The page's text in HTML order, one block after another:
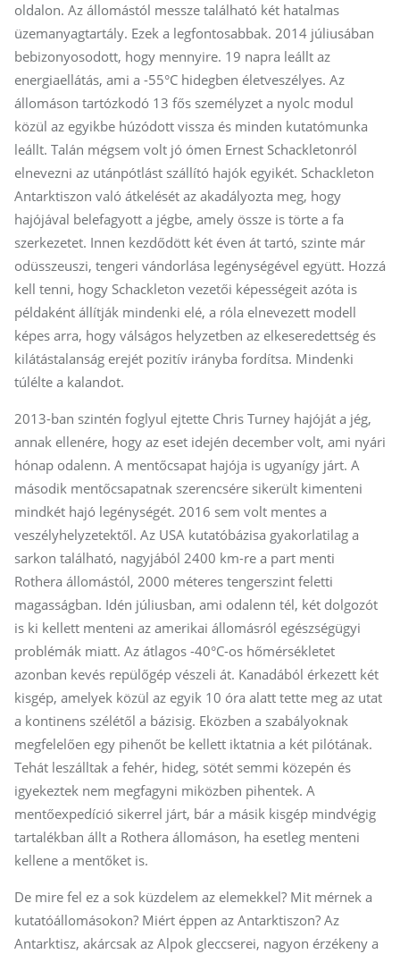
oldalon. Az állomástól messze található két hatalmas
üzemanyagtartály. Ezek a legfontosabbak. 2014 júliusában
bebizonyosodott, hogy mennyire. 19 napra leállt az
energiaellátás, ami a -55°C hidegben életveszélyes. Az
állomáson tartózkodó 13 fős személyzet a nyolc modul
közül az egyikbe húzódott vissza és minden kutatómunka
leállt. Talán mégsem volt jó ómen Ernest Schackleton­ról
elnevezni az utánpótlást szállító hajók egyikét. Schackleton
Antarktiszon való átkelését az akadályozta meg, hogy
hajójával belefagyott a jégbe, amely össze is törte a fa
szerkezetet. Innen kezdődött két éven át tartó, szinte már
odüsszeuszi, tengeri vándorlása legénységével együtt. Hozzá
kell tenni, hogy Schackleton vezetői képességeit azóta is
példaként állítják mindenki elé, a róla elnevezett modell
képes arra, hogy válságos helyzetben az elkeseredettség és
kilátástalanság erejét pozitív irányba fordítsa. Mindenki
túlélte a kalandot.
2013-ban szintén foglyul ejtette Chris Turney hajóját a jég,
annak ellenére, hogy az eset idején december volt, ami nyári
hónap odalenn. A mentőcsapat hajója is ugyanígy járt. A
második mentőcsapatnak szerencsére sikerült kimenteni
mindkét hajó legénységét. 2016 sem volt mentes a
veszélyhelyzetektől. Az USA kutatóbázisa gyakorlatilag a
sarkon található, nagyjából 2400 km-re a part menti
Rothera állomástól, 2000 méteres tengerszint feletti
magasságban. Idén júliusban, ami odalenn tél, két dolgozót
is ki kellett menteni az amerikai állomásról egészségügyi
problémák miatt. Az átlagos -40°C-os hőmérsékletet
azonban kevés repülőgép vészeli át. Kanadából érkezett két
kisgép, amelyek közül az egyik 10 óra alatt tette meg az utat
a kontinens szélétől a bázisig. Eközben a szabályoknak
megfelelően egy pihenőt be kellett iktatnia a két pilótának.
Tehát leszálltak a fehér, hideg, sötét semmi közepén és
igyekeztek nem megfagyni miközben pihentek. A
mentőexpedíció sikerrel járt, bár a másik kisgép mindvégig
tartalékban állt a Rothera állomáson, ha esetleg menteni
kellene a mentőket is.
De mire fel ez a sok küzdelem az elemekkel? Mit mérnek a
kutatóállomásokon? Miért éppen az Antarktiszon? Az
Antarktisz, akárcsak az Alpok gleccserei, nagyon érzékeny a